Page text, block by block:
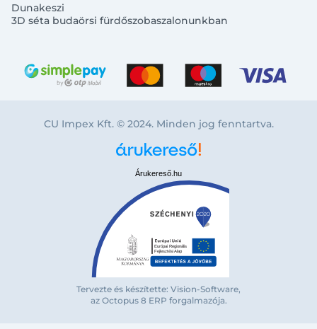
Dunakeszi
3D séta budaörsi fürdőszobaszalonunkban
CU Impex Kft. © 2024. Minden jog fenntartva.
Árukereső.hu
Tervezte és készítette: Vision-Software,
az Octopus 8 ERP forgalmazója.